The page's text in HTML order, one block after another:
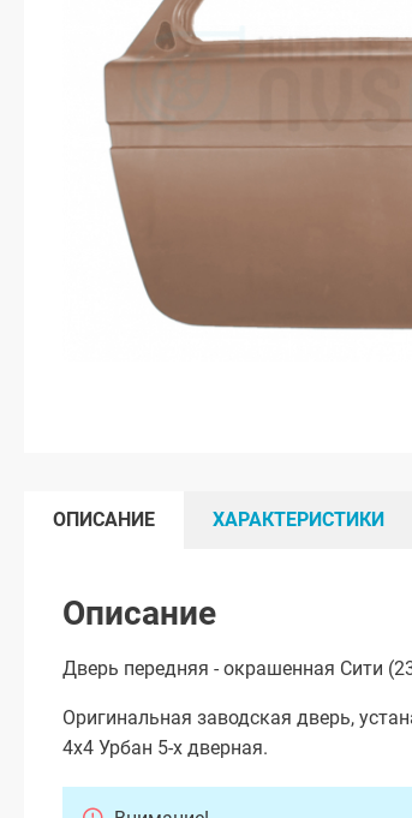
ОПИСАНИЕ ХАРАКТЕРИСТИКИ
Описание
Дверь передняя - окрашенная Сити
Оригинальная заводская дверь,
4х4 Урбан 5-х дверная.